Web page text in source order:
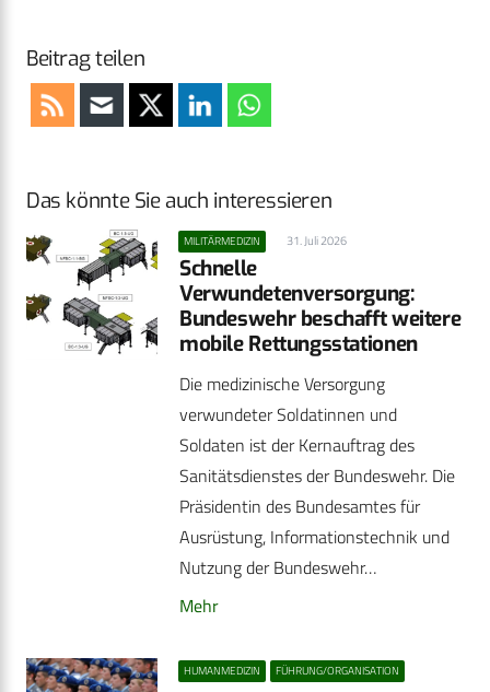
Beitrag teilen
Das könnte Sie auch interessieren
MILITÄRMEDIZIN 31. Juli 2026
Schnelle
Verwundetenversorgung:
Bundeswehr beschafft weitere
mobile Rettungsstationen
Die medizinische Versorgung
verwundeter Soldatinnen und
Soldaten ist der Kernauftrag des
Sanitätsdienstes der Bundeswehr. Die
Präsidentin des Bundesamtes für
Ausrüstung, Informationstechnik und
Nutzung der Bundeswehr…
Mehr
HUMANMEDIZIN FÜHRUNG/ORGANISATION